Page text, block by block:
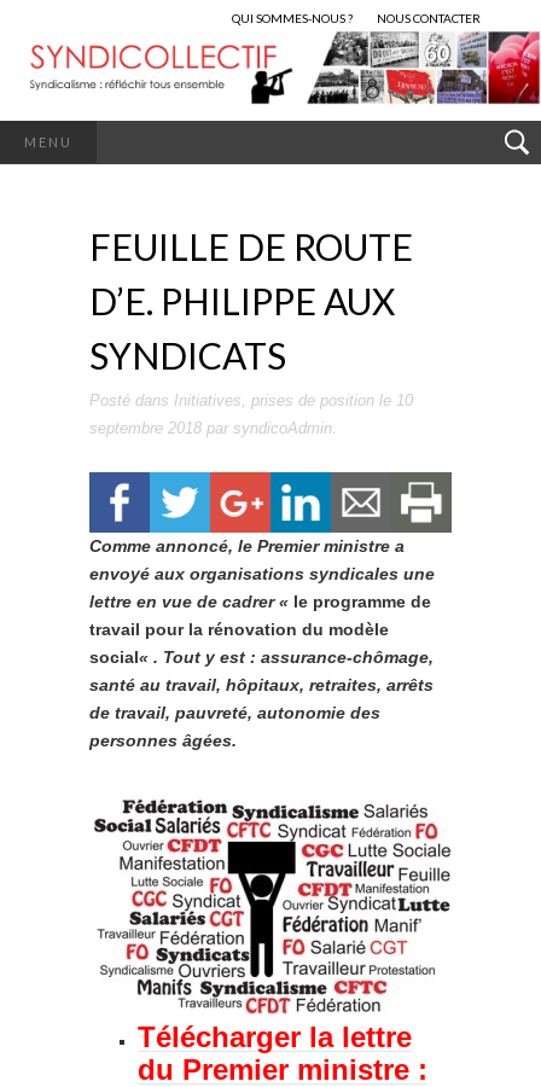
QUI SOMMES-NOUS ? NOUS CONTACTER
MENU
FEUILLE DE ROUTE
D’E. PHILIPPE AUX
SYNDICATS
Posté dans Initiatives, prises de position le 10
septembre 2018 par syndicoAdmin.
Comme annoncé, le Premier ministre a
envoyé aux organisations syndicales une
lettre en vue de cadrer « le programme de
travail pour la rénovation du modèle
social« . Tout y est : assurance-chômage,
santé au travail, hôpitaux, retraites, arrêts
de travail, pauvreté, autonomie des
personnes âgées.
Télécharger la lettre
du Premier ministre :